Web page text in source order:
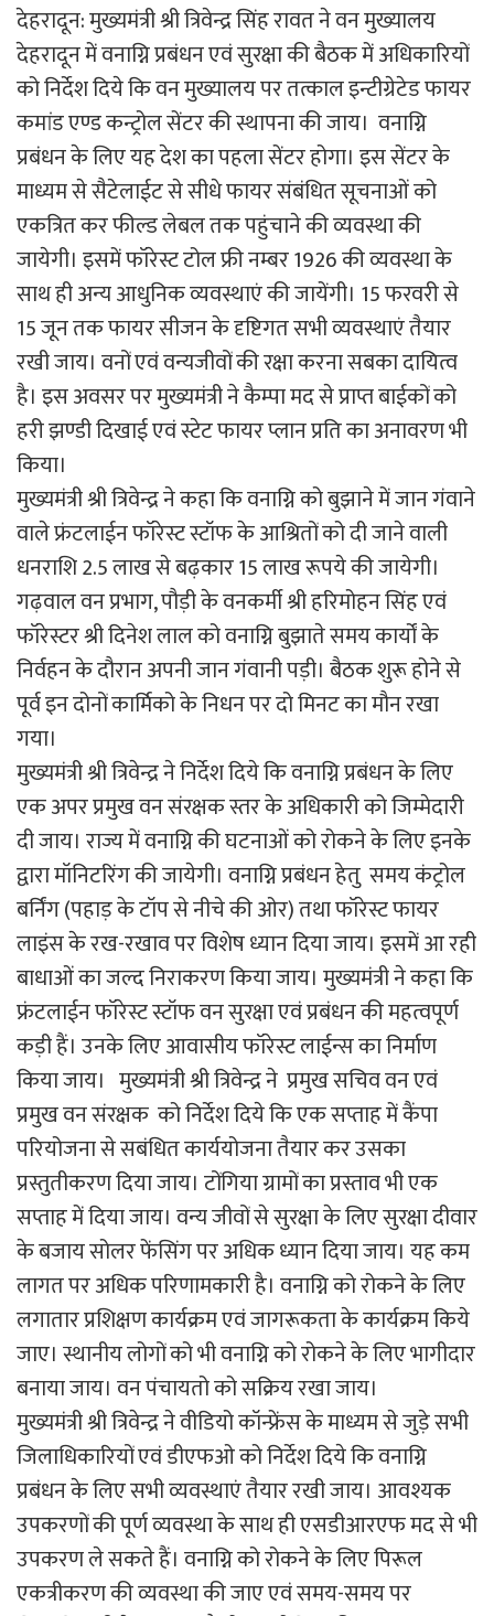
देहरादून: मुख्यमंत्री श्री त्रिवेन्द्र सिंह रावत ने वन मुख्यालय
देहरादून में वनाग्नि प्रबंधन एवं सुरक्षा की बैठक में अधिकारियों
को निर्देश दिये कि वन मुख्यालय पर तत्काल इन्टीग्रेटेड फायर
कमांड एण्ड कन्ट्रोल सेंटर की स्थापना की जाय। वनाग्नि
प्रबंधन के लिए यह देश का पहला सेंटर होगा। इस सेंटर के
माध्यम से सैटेलाईट से सीधे फायर संबंधित सूचनाओं को
एकत्रित कर फील्ड लेबल तक पहुंचाने की व्यवस्था की
जायेगी। इसमें फॉरेस्ट टोल फ्री नम्बर 1926 की व्यवस्था के
साथ ही अन्य आधुनिक व्यवस्थाएं की जायेंगी। 15 फरवरी से
15 जून तक फायर सीजन के दृष्टिगत सभी व्यवस्थाएं तैयार
रखी जाय। वनों एवं वन्यजीवों की रक्षा करना सबका दायित्व
है। इस अवसर पर मुख्यमंत्री ने कैम्पा मद से प्राप्त बाईकों को
हरी झण्डी दिखाई एवं स्टेट फायर प्लान प्रति का अनावरण भी
किया।
मुख्यमंत्री श्री त्रिवेन्द्र ने कहा कि वनाग्नि को बुझाने में जान गंवाने
वाले फ्रंटलाईन फॉरेस्ट स्टॉफ के आश्रितों को दी जाने वाली
धनराशि 2.5 लाख से बढ़कार 15 लाख रूपये की जायेगी।
गढ़वाल वन प्रभाग, पौड़ी के वनकर्मी श्री हरिमोहन सिंह एवं
फॉरेस्टर श्री दिनेश लाल को वनाग्नि बुझाते समय कार्यों के
निर्वहन के दौरान अपनी जान गंवानी पड़ी। बैठक शुरू होने से
पूर्व इन दोनों कार्मिको के निधन पर दो मिनट का मौन रखा
गया।
मुख्यमंत्री श्री त्रिवेन्द्र ने निर्देश दिये कि वनाग्नि प्रबंधन के लिए
एक अपर प्रमुख वन संरक्षक स्तर के अधिकारी को जिम्मेदारी
दी जाय। राज्य में वनाग्नि की घटनाओं को रोकने के लिए इनके
द्वारा मॉनिटरिंग की जायेगी। वनाग्नि प्रबंधन हेतु समय कंट्रोल
बर्निंग (पहाड़ के टॉप से नीचे की ओर) तथा फॉरेस्ट फायर
लाइंस के रख-रखाव पर विशेष ध्यान दिया जाय। इसमें आ रही
बाधाओं का जल्द निराकरण किया जाय। मुख्यमंत्री ने कहा कि
फ्रंटलाईन फॉरेस्ट स्टॉफ वन सुरक्षा एवं प्रबंधन की महत्वपूर्ण
कड़ी हैं। उनके लिए आवासीय फॉरेस्ट लाईन्स का निर्माण
किया जाय। मुख्यमंत्री श्री त्रिवेन्द्र ने प्रमुख सचिव वन एवं
प्रमुख वन संरक्षक को निर्देश दिये कि एक सप्ताह में कैंपा
परियोजना से सबंधित कार्ययोजना तैयार कर उसका
प्रस्तुतीकरण दिया जाय। टोंगिया ग्रामों का प्रस्ताव भी एक
सप्ताह में दिया जाय। वन्य जीवों से सुरक्षा के लिए सुरक्षा दीवार
के बजाय सोलर फेंसिंग पर अधिक ध्यान दिया जाय। यह कम
लागत पर अधिक परिणामकारी है। वनाग्नि को रोकने के लिए
लगातार प्रशिक्षण कार्यक्रम एवं जागरूकता के कार्यक्रम किये
जाए। स्थानीय लोगों को भी वनाग्नि को रोकने के लिए भागीदार
बनाया जाय। वन पंचायतो को सक्रिय रखा जाय।
मुख्यमंत्री श्री त्रिवेन्द्र ने वीडियो कॉन्फ्रेंस के माध्यम से जुड़े सभी
जिलाधिकारियों एवं डीएफओ को निर्देश दिये कि वनाग्नि
प्रबंधन के लिए सभी व्यवस्थाएं तैयार रखी जाय। आवश्यक
उपकरणों की पूर्ण व्यवस्था के साथ ही एसडीआरएफ मद से भी
उपकरण ले सकते हैं। वनाग्नि को रोकने के लिए पिरूल
एकत्रीकरण की व्यवस्था की जाए एवं समय-समय पर